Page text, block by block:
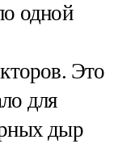
одной
Это
для
дыр